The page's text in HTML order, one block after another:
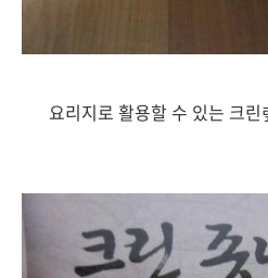
요리지로 활용할 수 있는 크